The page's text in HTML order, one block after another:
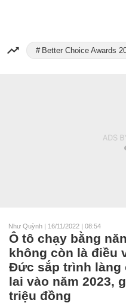
Better Choice Awards
Như Quỳnh | 16/11/2022 | 08:54
Ô tô chạy bằng
không còn là điều
Đức sắp trình làng
lai vào năm 2023,
triệu đồng